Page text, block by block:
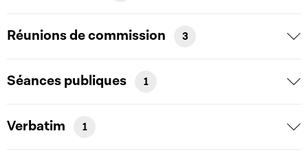
Réunions de commission 3
Séances publiques 1
Verbatim 1